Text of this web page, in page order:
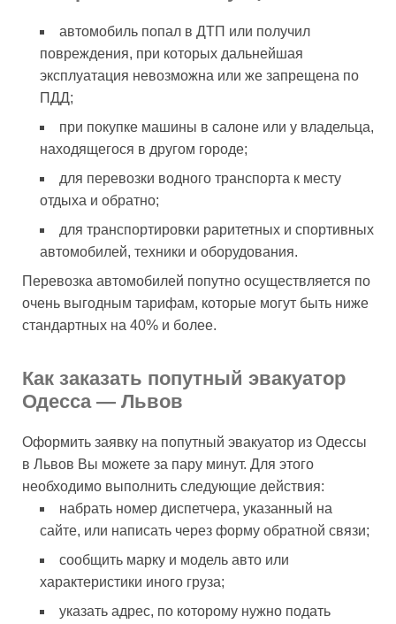
автомобиль попал в ДТП или получил
повреждения, при которых дальнейшая
эксплуатация невозможна или же запрещена по
ПДД;
при покупке машины в салоне или у владельца,
находящегося в другом городе;
для перевозки водного транспорта к месту
отдыха и обратно;
для транспортировки раритетных и спортивных
автомобилей, техники и оборудования.
Перевозка автомобилей попутно осуществляется по
очень выгодным тарифам, которые могут быть ниже
стандартных на 40% и более.
Как заказать попутный эвакуатор
Одесса — Львов
Оформить заявку на попутный эвакуатор из Одессы
в Львов Вы можете за пару минут. Для этого
необходимо выполнить следующие действия:
набрать номер диспетчера, указанный на
сайте, или написать через форму обратной связи;
сообщить марку и модель авто или
характеристики иного груза;
указать адрес, по которому нужно подать